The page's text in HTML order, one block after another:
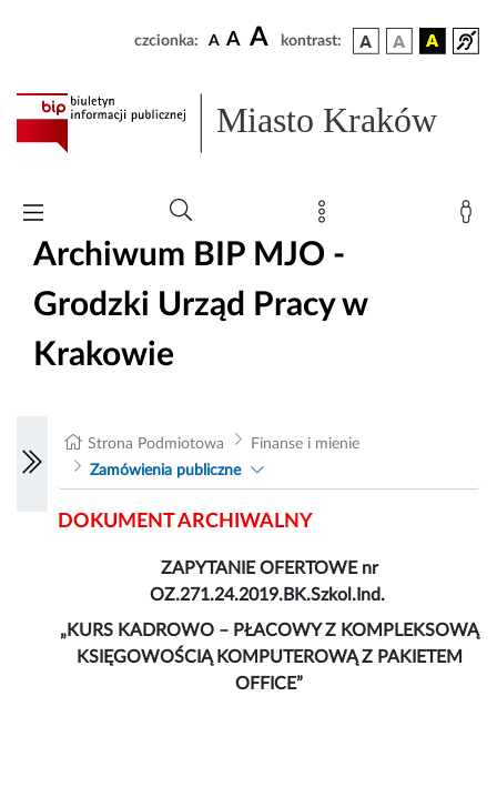
czcionka: A A A kontrast:
Miasto Kraków
Archiwum BIP MJO -
Grodzki Urząd Pracy w
Krakowie
Strona Podmiotowa
Finanse i mienie
Zamówienia publiczne
DOKUMENT ARCHIWALNY
ZAPYTANIE OFERTOWE nr
OZ.271.24.2019.BK.Szkol.Ind.
„KURS KADROWO – PŁACOWY Z KOMPLEKSOWĄ
KSIĘGOWOŚCIĄ KOMPUTEROWĄ Z PAKIETEM
OFFICE”